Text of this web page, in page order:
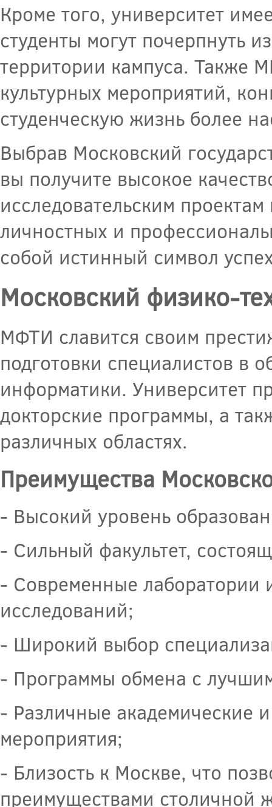
Кроме того, университет
студенты могут почерпнуть
территории кампуса. Также
культурных мероприятий,
студенческую жизнь более
Выбрав Московский
вы получите высокое
исследовательским
личностных и
собой истинный символ
Московский физико-
МФТИ славится своим
подготовки специалистов в
информатики. Университет
докторские программы, а
различных областях.
Преимущества
- Высокий уровень
- Сильный факультет,
- Современные лаборатории
исследований;
- Широкий выбор
- Программы обмена с
- Различные академические
мероприятия;
- Близость к Москве, что
преимуществами столичной